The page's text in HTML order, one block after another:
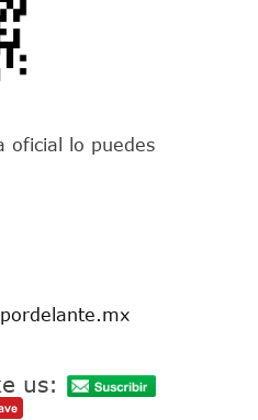
oficial lo puedes
us: